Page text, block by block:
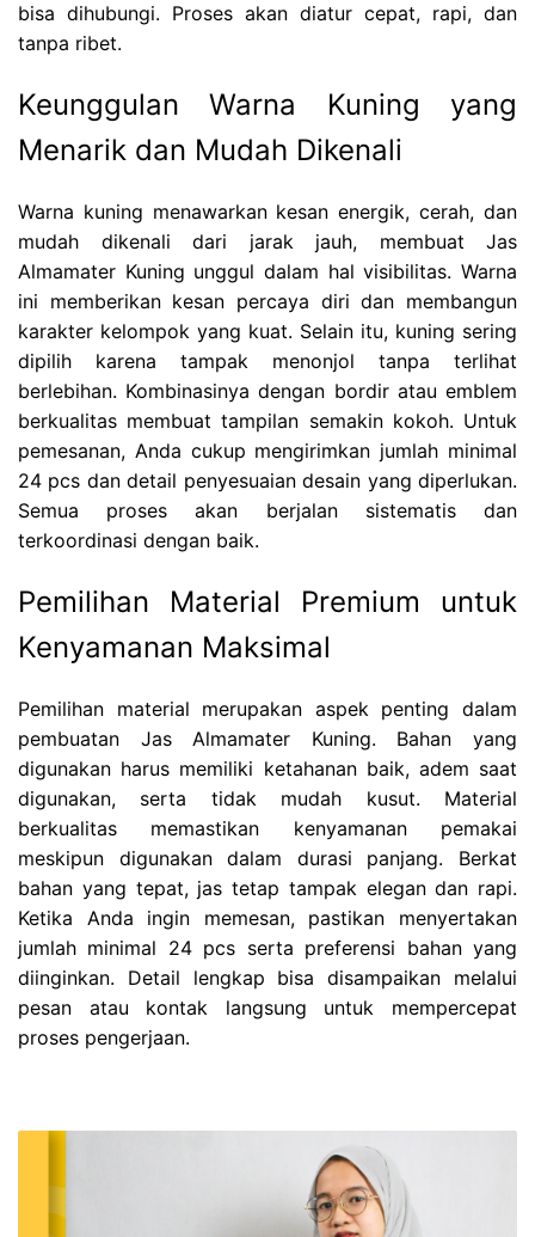
bisa dihubungi. Proses akan diatur cepat, rapi, dan
tanpa ribet.
Keunggulan Warna Kuning yang
Menarik dan Mudah Dikenali
Warna kuning menawarkan kesan energik, cerah, dan
mudah dikenali dari jarak jauh, membuat Jas
Almamater Kuning unggul dalam hal visibilitas. Warna
ini memberikan kesan percaya diri dan membangun
karakter kelompok yang kuat. Selain itu, kuning sering
dipilih karena tampak menonjol tanpa terlihat
berlebihan. Kombinasinya dengan bordir atau emblem
berkualitas membuat tampilan semakin kokoh. Untuk
pemesanan, Anda cukup mengirimkan jumlah minimal
24 pcs dan detail penyesuaian desain yang diperlukan.
Semua proses akan berjalan sistematis dan
terkoordinasi dengan baik.
Pemilihan Material Premium untuk
Kenyamanan Maksimal
Pemilihan material merupakan aspek penting dalam
pembuatan Jas Almamater Kuning. Bahan yang
digunakan harus memiliki ketahanan baik, adem saat
digunakan, serta tidak mudah kusut. Material
berkualitas memastikan kenyamanan pemakai
meskipun digunakan dalam durasi panjang. Berkat
bahan yang tepat, jas tetap tampak elegan dan rapi.
Ketika Anda ingin memesan, pastikan menyertakan
jumlah minimal 24 pcs serta preferensi bahan yang
diinginkan. Detail lengkap bisa disampaikan melalui
pesan atau kontak langsung untuk mempercepat
proses pengerjaan.